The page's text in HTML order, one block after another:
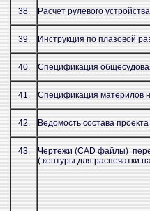
38. Расчет рулевого
39. Инструкция по плазовой
40. Спецификация
41. Спецификация материлов
42. Ведомость состава проекта
43.
Чертежи (CAD файлы)
( контуры для распечатки